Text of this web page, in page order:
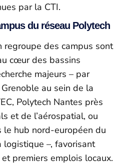
par la CTI.
du réseau Polytech
regroupe des campus sont
cœur des bassins
majeurs – par
au sein de la
Polytech Nantes près
et de l’aérospatial, ou
le hub nord-européen du
logistique –, favorisant
premiers emplois locaux.